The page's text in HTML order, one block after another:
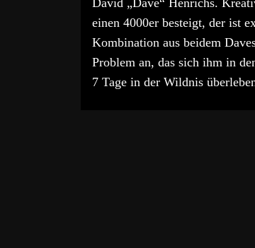
David „Dave“ Henrichs.
einen 4000er besteigt, der ist
Kombination aus beidem
Problem an, das sich ihm in
7 Tage in der Wildnis